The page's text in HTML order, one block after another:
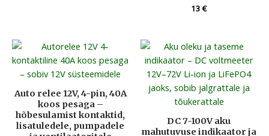
13€
Auto relee 12V, 4-pin, 40A
koos pesaga –
hõbesulamist kontaktid,
lisatuledele, pumpadele
DC 7-100V aku
mahutuvuse indikaator ja